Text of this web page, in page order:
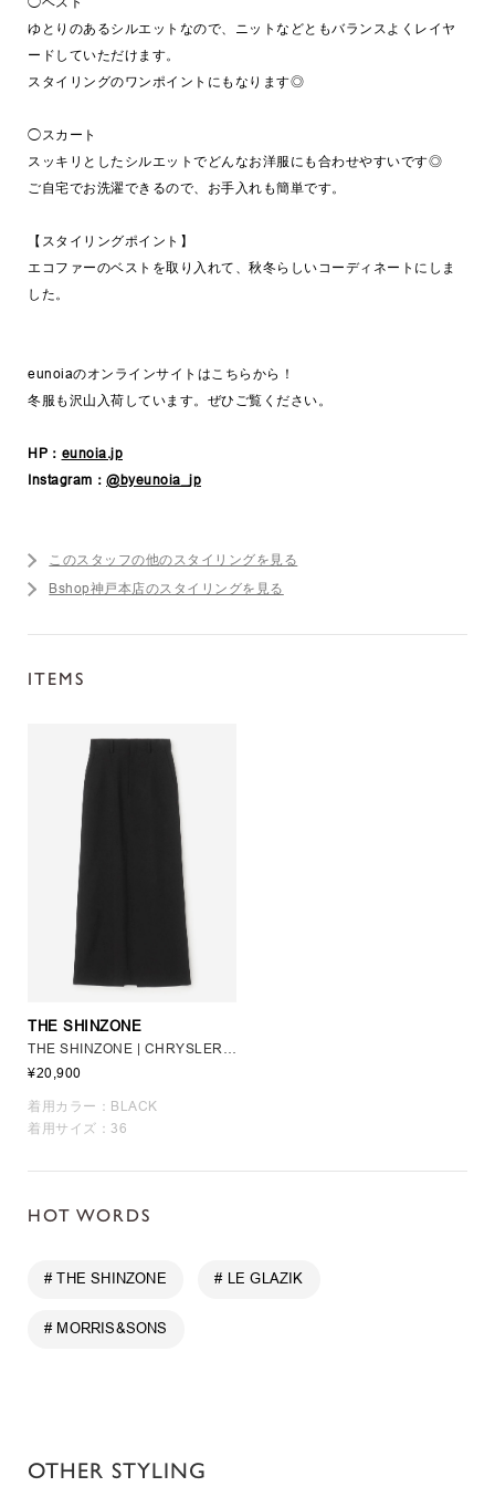
ゆとりのあるシルエットなので、ニットなどともバランスよくレイヤ
ードしていただけます。
スタイリングのワンポイントにもなります◎
◯スカート
スッキリとしたシルエットでどんなお洋服にも合わせやすいです◎
ご自宅でお洗濯できるので、お手入れも簡単です。
【スタイリングポイント】
エコファーのベストを取り入れて、秋冬らしいコーディネートにしま
した。
eunoiaのオンラインサイトはこちらから！
冬服も沢山入荷しています。ぜひご覧ください。
HP： eunoia.jp
Instagram： @byeunoia_jp
このスタッフの他のスタイリングを見る
Bshop神戸本店のスタイリングを見る
ITEMS
THE SHINZONE
¥20,900
着用カラー：BLACK
着用サイズ：36
HOT WORDS
# THE SHINZONE # LE GLAZIK
# MORRIS&SONS
OTHER STYLING